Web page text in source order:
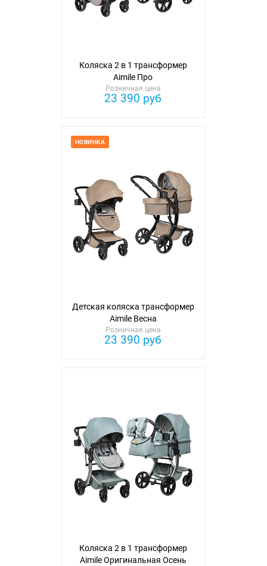
Коляска 2 в 1 трансформер
Aimile Про
Розничная цена
23 390 руб
НОВИНКА
Детская коляска трансформер
Aimile Весна
Розничная цена
23 390 руб
Коляска 2 в 1 трансформер
Aimile Оригинальная Осень